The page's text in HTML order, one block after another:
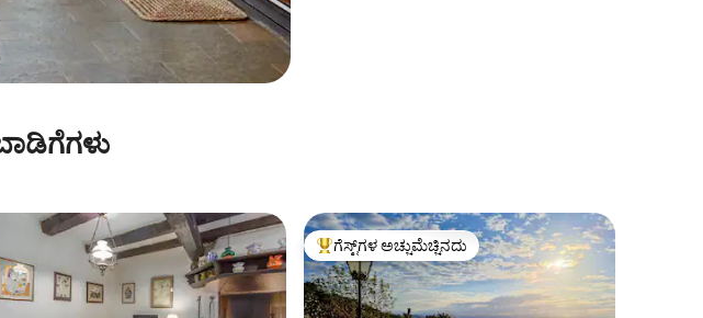
ಗೆಸ್ಟ್‌ಗಳಿಗೆ ಅತಿ ಹೆಚ್ಚು ಅಚ್ಚುಮೆಚ್ಚಿನದು
ಗೆಸ್ಟ್‌ಗಳ ಅಚ್ಚುಮೆಚ್ಚಿನದು